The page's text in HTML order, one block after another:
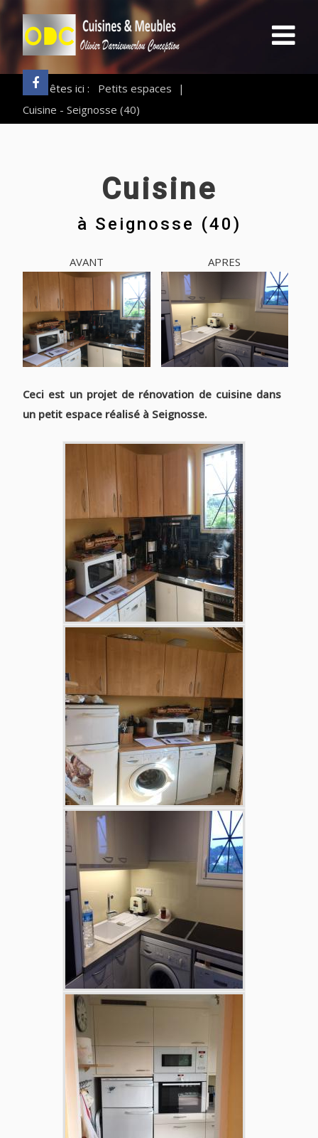
Vous êtes ici : Petits espaces
|
Cuisine - Seignosse (40)
Cuisine
à Seignosse (40)
AVANT APRES
Ceci est un projet de rénovation de cuisine dans
un petit espace réalisé à Seignosse.